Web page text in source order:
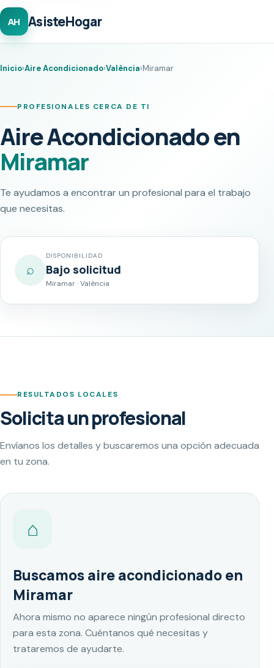
AH AsisteHogar
Inicio›Aire Acondicionado›València›Miramar
PROFESIONALES CERCA DE TI
Aire Acondicionado en
Miramar
Te ayudamos a encontrar un profesional para el trabajo
que necesitas.
⌕
DISPONIBILIDAD
Bajo solicitud
Miramar · València
RESULTADOS LOCALES
Solicita un profesional
Envíanos los detalles y buscaremos una opción adecuada
en tu zona.
⌂
Buscamos aire acondicionado en
Miramar
Ahora mismo no aparece ningún profesional directo
para esta zona. Cuéntanos qué necesitas y
trataremos de ayudarte.